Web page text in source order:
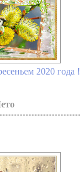
2020 года !